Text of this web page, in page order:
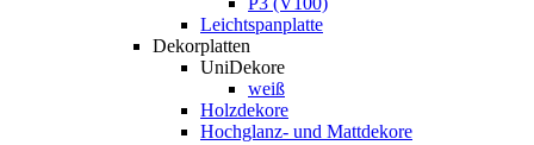
Leichtspanplatte
Dekorplatten
UniDekore
weiß
Holzdekore
Hochglanz- und Mattdekore